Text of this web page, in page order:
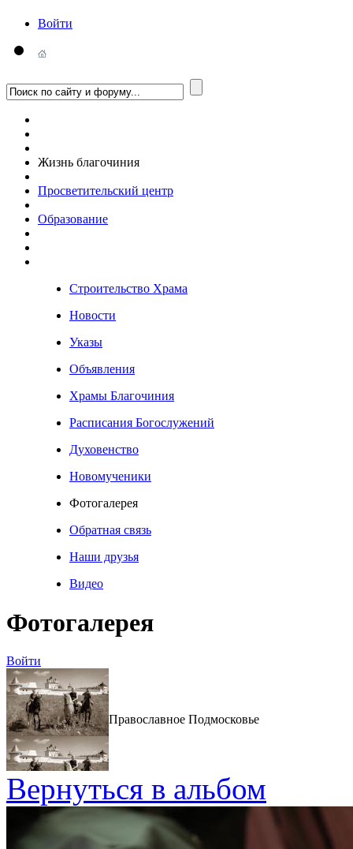
Войти
Жизнь благочиния
Просветительский центр
Образование
Строительство Храма
Новости
Указы
Объявления
Храмы Благочиния
Расписания Богослужений
Духовенство
Новомученики
Фотогалерея
Обратная связь
Наши друзья
Видео
Фотогалерея
Войти
Православное Подмосковье
Вернуться в альбом